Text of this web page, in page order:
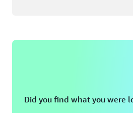
Did you find what you were